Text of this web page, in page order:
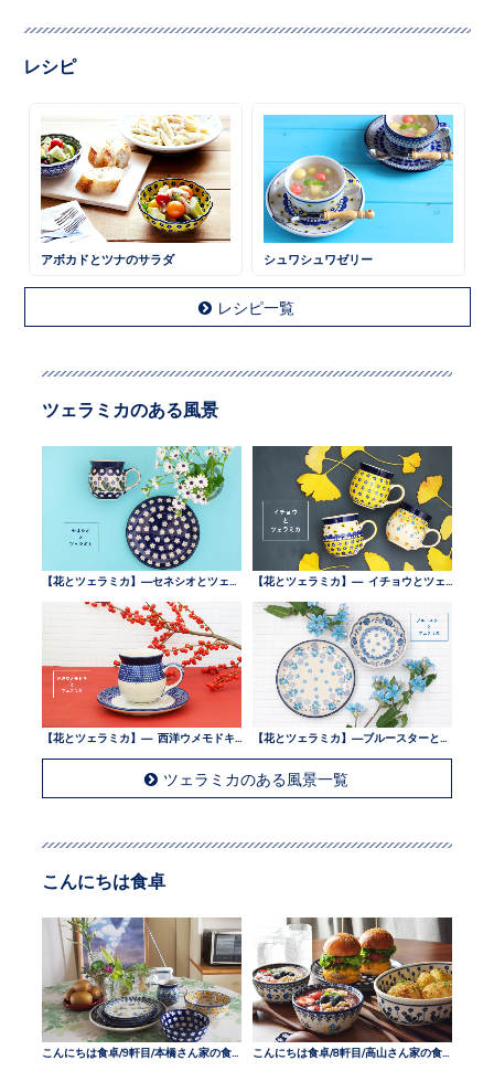
レシピ
アボカドとツナのサラダ シュワシュワゼリー
レシピ一覧
ツェラミカのある風景
ツェラミカのある風景一覧
こんにちは食卓
こんにちは食卓/9軒目/本橋さん家の食卓